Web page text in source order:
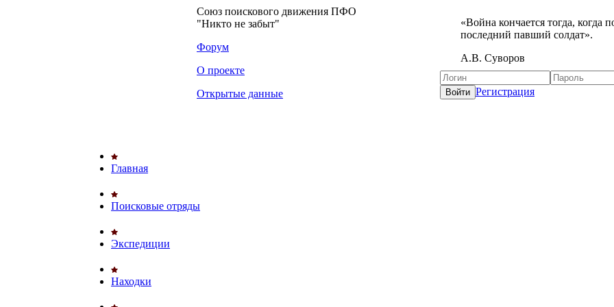
Союз поискового движения ПФО
"Никто не забыт"
Форум
О проекте
Открытые данные
«Война кончается тогда, когда
последний павший солдат».
А.В. Суворов
Регистрация
Главная
Поисковые отряды
Экспедиции
Находки